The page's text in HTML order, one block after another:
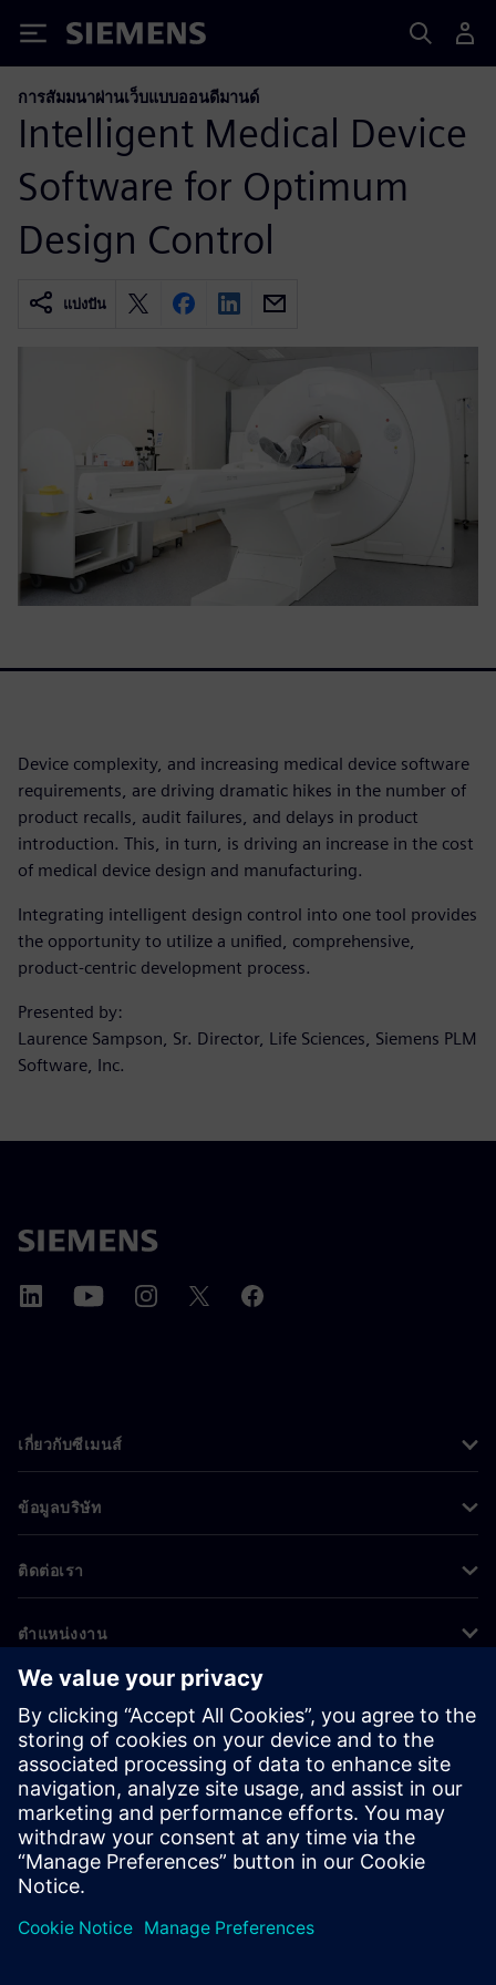
Siemens
การสัมมนาผ่านเว็บแบบออนดีมานด์
Intelligent Medical Device
Software for Optimum
Design Control
แบ่งปัน
Device complexity, and increasing medical device software
requirements, are driving dramatic hikes in the number of
product recalls, audit failures, and delays in product
introduction. This, in turn, is driving an increase in the cost
of medical device design and manufacturing.
Integrating intelligent design control into one tool provides
the opportunity to utilize a unified, comprehensive,
product-centric development process.
Presented by:
Laurence Sampson, Sr. Director, Life Sciences, Siemens PLM
Software, Inc.
เกี่ยวกับซีเมนส์
ข้อมูลบริษัท
ติดต่อเรา
ตำแหน่งงาน
©Siemens 2026
ข้อมูลองค์กร
ประกาศความเป็นส่วนตัว
ประกาศเกี่ยวกับคุกกี้
เงื่อนไขการใช้งาน